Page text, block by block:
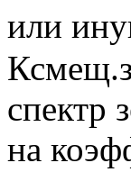
или
спектр
на